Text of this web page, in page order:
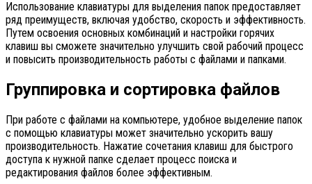
Использование клавиатуры для выделения папок предоставляет
ряд преимуществ, включая удобство, скорость и эффективность.
Путем освоения основных комбинаций и настройки горячих
клавиш вы сможете значительно улучшить свой рабочий процесс
и повысить производительность работы с файлами и папками.
Группировка и сортировка файлов
При работе с файлами на компьютере, удобное выделение папок
с помощью клавиатуры может значительно ускорить вашу
производительность. Нажатие сочетания клавиш для быстрого
доступа к нужной папке сделает процесс поиска и
редактирования файлов более эффективным.